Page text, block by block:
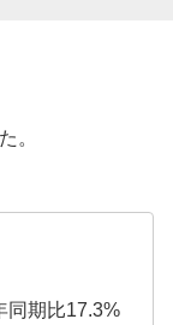
。
同期比17.3%